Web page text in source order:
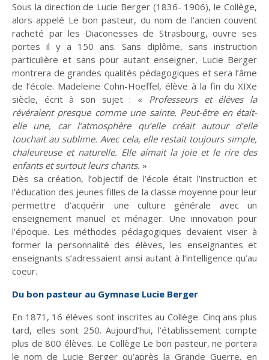
En débat Solidarités
Planète Tribune
Vie d'Église Initiatives
Que deviennent les
Dans les dédales du
mensonge
Fin de vie : prendre
soin des vivants
Église : le sens du
changement
La laïcité et ses
mythes
Guetter l'aurore
Théologies
De novembre-
décembre 2019 à
mars-avril 2021
De mai-juin 2021 à
mars-avril 2023
Et avant ?
Sous la direction de Lucie Berger (1836- 1906), le Collège,
alors appelé Le bon pasteur, du nom de l’ancien couvent
racheté par les Diaconesses de Strasbourg, ouvre ses
portes il y a 150 ans. Sans diplôme, sans instruction
particulière et sans pour autant enseigner, Lucie Berger
montrera de grandes qualités pédagogiques et sera l’âme
de l’école. Madeleine Cohn-Hoeffel, élève à la fin du XIXe
siècle, écrit à son sujet : « Professeurs et élèves la
révéraient presque comme une sainte. Peut-être en était-
elle une, car l’atmosphère qu’elle créait autour d’elle
touchait au sublime. Avec cela, elle restait toujours simple,
chaleureuse et naturelle. Elle aimait la joie et le rire des
enfants et surtout leurs chants. »
Dès sa création, l’objectif de l’école était l’instruction et
l’éducation des jeunes filles de la classe moyenne pour leur
permettre d’acquérir une culture générale avec un
enseignement manuel et ménager. Une innovation pour
l’époque. Les méthodes pédagogiques devaient viser à
former la personnalité des élèves, les enseignantes et
enseignants s’adressaient ainsi autant à l’intelligence qu’au
coeur.
Du bon pasteur au Gymnase Lucie Berger
En 1871, 16 élèves sont inscrites au Collège. Cinq ans plus
tard, elles sont 250. Aujourd’hui, l’établissement compte
plus de 800 élèves. Le Collège Le bon pasteur, ne portera
le nom de Lucie Berger qu’après la Grande Guerre, en